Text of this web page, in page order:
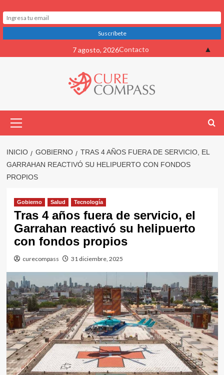
al
7 agosto, 2026Contacto
primario
INICIO GOBIERNO
TRAS 4 AÑOS FUERA DE SERVICIO, EL
GARRAHAN REACTIVÓ SU HELIPUERTO CON FONDOS
PROPIOS
Gobierno Salud Tecnología
Tras 4 años fuera de servicio, el
Garrahan reactivó su helipuerto
con fondos propios
curecompass 31 diciembre, 2025
▲